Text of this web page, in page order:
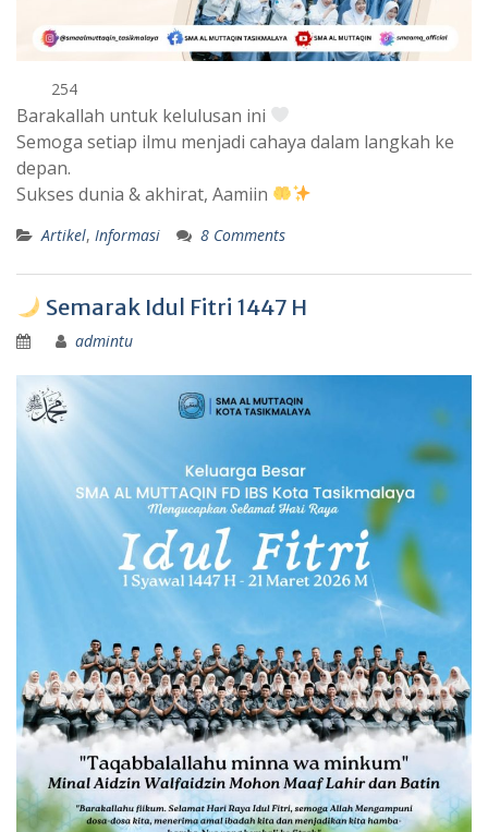
254
Barakallah untuk kelulusan ini
Semoga setiap ilmu menjadi cahaya dalam langkah ke
depan.
Sukses dunia & akhirat, Aamiin
Artikel, Informasi 8 Comments
Semarak Idul Fitri 1447 H
admintu